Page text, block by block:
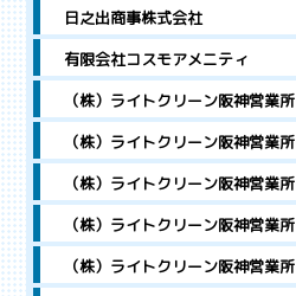
日之出商事株式会社
有限会社コスモアメニティ
（株）ライトクリーン阪神営業所
（株）ライトクリーン阪神営業所
（株）ライトクリーン阪神営業所
（株）ライトクリーン阪神営業所
（株）ライトクリーン阪神営業所